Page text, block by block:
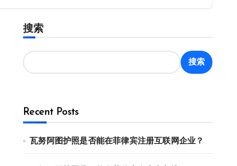
搜索
搜索
Recent Posts
瓦努阿图护照是否能在菲律宾注册互联网企业？